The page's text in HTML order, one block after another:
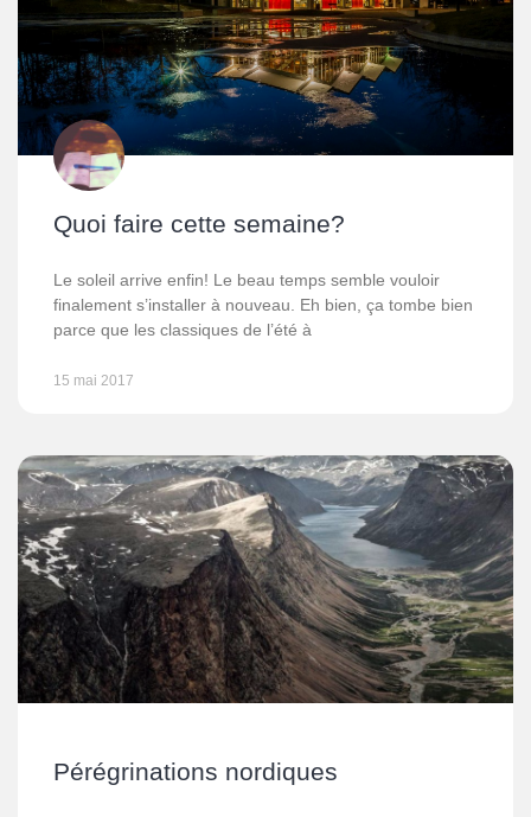
Quoi faire cette semaine?
Le soleil arrive enfin! Le beau temps semble vouloir
finalement s’installer à nouveau. Eh bien, ça tombe bien
parce que les classiques de l’été à
15 mai 2017
Pérégrinations nordiques